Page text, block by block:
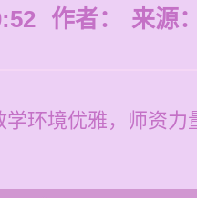
作者： 来源：
环境优雅，师资